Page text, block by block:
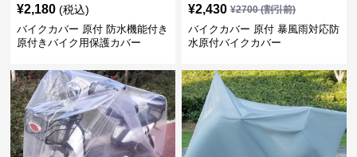
¥2,180 (税込)
バイクカバー 原付 防水機能付き
原付きバイク用保護カバー
¥2,430 ¥2700(割引前)
バイクカバー 原付 暴風雨対応防
水原付バイクカバー